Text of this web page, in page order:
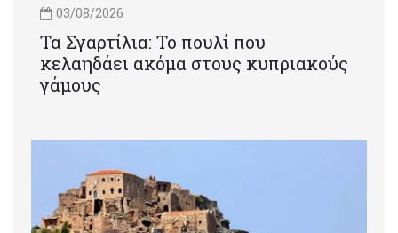
03/08/2026
Τα Σγαρτίλια: Το πουλί που
κελαηδάει ακόμα στους κυπριακούς
γάμους